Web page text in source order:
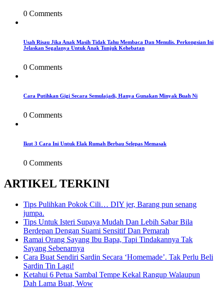
0 Comments
Usah Risau Jika Anak Masih Tidak Tahu Membaca Dan Menulis. Perkongsian Ini
Jelaskan Segalanya Untuk Anak Tunjuk Kehebatan
0 Comments
Cara Putihkan Gigi Secara Semulajadi, Hanya Gunakan Minyak Buah Ni
0 Comments
Ikut 3 Cara Ini Untuk Elak Rumah Berbau Selepas Memasak
0 Comments
ARTIKEL TERKINI
Tips Pulihkan Pokok Cili… DIY jer, Barang pun senang
jumpa.
Tips Untuk Isteri Supaya Mudah Dan Lebih Sabar Bila
Berdepan Dengan Suami Sensitif Dan Pemarah
Ramai Orang Sayang Ibu Bapa, Tapi Tindakannya Tak
Sayang Sebenarnya
Cara Buat Sendiri Sardin Secara ‘Homemade’. Tak Perlu Beli
Sardin Tin Lagi!
Ketahui 6 Petua Sambal Tempe Kekal Rangup Walaupun
Dah Lama Buat, Wow